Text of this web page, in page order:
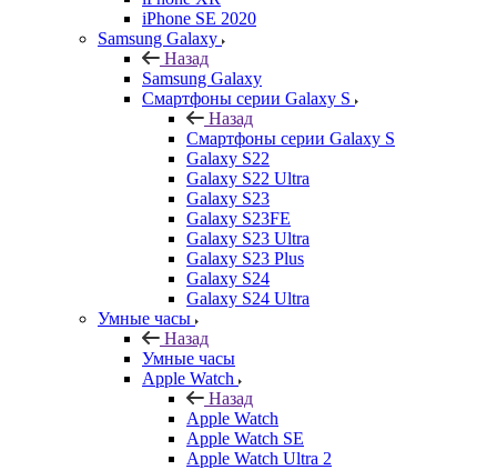
iPhone SE 2020
Samsung Galaxy
Назад
Samsung Galaxy
Смартфоны серии Galaxy S
Назад
Смартфоны серии Galaxy S
Galaxy S22
Galaxy S22 Ultra
Galaxy S23
Galaxy S23FE
Galaxy S23 Ultra
Galaxy S23 Plus
Galaxy S24
Galaxy S24 Ultra
Умные часы
Назад
Умные часы
Apple Watch
Назад
Apple Watch
Apple Watch SE
Apple Watch Ultra 2